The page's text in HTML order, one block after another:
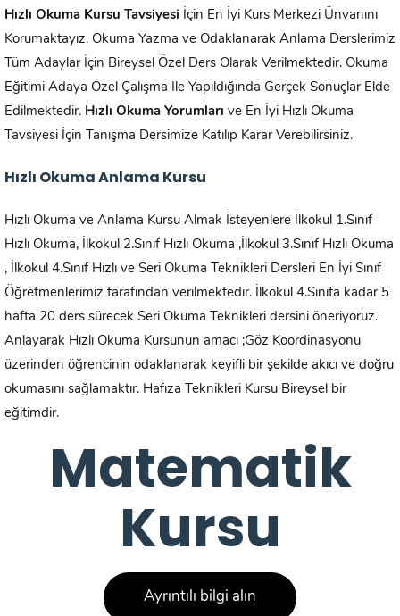
Hızlı Okuma Kursu Tavsiyesi İçin En İyi Kurs Merkezi Ünvanını
Korumaktayız. Okuma Yazma ve Odaklanarak Anlama Derslerimiz
Tüm Adaylar İçin Bireysel Özel Ders Olarak Verilmektedir. Okuma
Eğitimi Adaya Özel Çalışma İle Yapıldığında Gerçek Sonuçlar Elde
Edilmektedir. Hızlı Okuma Yorumları ve En İyi Hızlı Okuma
Tavsiyesi İçin Tanışma Dersimize Katılıp Karar Verebilirsiniz.
Hızlı Okuma Anlama Kursu
Hızlı Okuma ve Anlama Kursu Almak İsteyenlere İlkokul 1.Sınıf
Hızlı Okuma, İlkokul 2.Sınıf Hızlı Okuma ,İlkokul 3.Sınıf Hızlı Okuma
, İlkokul 4.Sınıf Hızlı ve Seri Okuma Teknikleri Dersleri En İyi Sınıf
Öğretmenlerimiz tarafından verilmektedir. İlkokul 4.Sınıfa kadar 5
hafta 20 ders sürecek Seri Okuma Teknikleri dersini öneriyoruz.
Anlayarak Hızlı Okuma Kursunun amacı ;Göz Koordinasyonu
üzerinden öğrencinin odaklanarak keyifli bir şekilde akıcı ve doğru
okumasını sağlamaktır. Hafıza Teknikleri Kursu Bireysel bir
eğitimdir.
Matematik
Kursu
Ayrıntılı bilgi alın